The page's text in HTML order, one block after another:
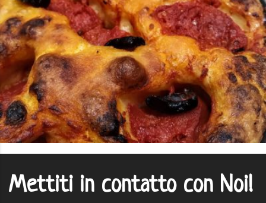
Mettiti in contatto con Noi!